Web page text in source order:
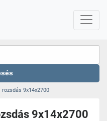
9x14x2700
9x14x2700